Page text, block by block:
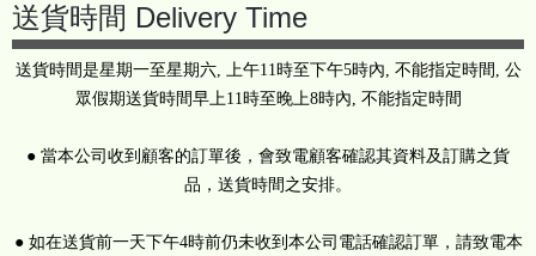
送貨時間 Delivery Time
送貨時間是星期一至星期六, 上午11時至下午5時內, 不能指定時間, 公
眾假期送貨時間早上11時至晚上8時內, 不能指定時間
● 當本公司收到顧客的訂單後，會致電顧客確認其資料及訂購之貨
品，送貨時間之安排。
● 如在送貨前一天下午4時前仍未收到本公司電話確認訂單，請致電本